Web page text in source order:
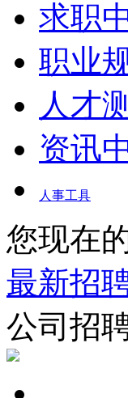
求职
职业
人才
资讯
人事工具
您现在
最新招
公司招